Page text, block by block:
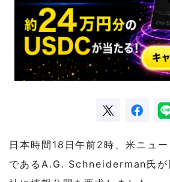
日本時間18日午前2時、米ニュ
であるA.G. Schneiderman氏が